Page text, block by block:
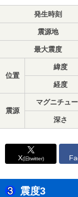
発生時刻
震源地
最大震度
位置
緯度
経度
震源
マグニチュ
深さ
X(旧twitter)
震度3